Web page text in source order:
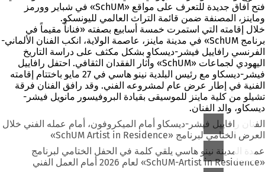
فتح آفاق جديدة للتعرف على مواقع «SchUM» في شباير وورمز
وماينز، المصنفة ضمن قائمة التراث العالمي لليونسكو.
خلال إقامته التي استمرت خمسة أسابيع بصفته «فناناً مقيماً في
برنامج SchUM» في مدينة ماينز، عاصمة الولاية، انكب الفنان الألماني-
الفرنسي رافاييل فيشر-ديسكاو بشكل مكثف على دراسة التاريخ
اليهودي لجماعات «SchUM» وآثار الفقدان الثقافي. احتفل رافاييل
فيشر-ديسكاو مع رئيس البلدية نينو هاسي في 27 مايو باختتام إقامته
الفنية في إطار عرض عام لمشروعه الفني. وقد رافق الفنان فرقة
تشيلو من كلية ماينز للموسيقى بقيادة البروفيسور مانويل فيشر-
ديسكاو، والد الفنان.
الفنان رافاييل فيشر-ديسكاو أمام الميكروفون، أمام عمله الفني خلال
العرض الختامي لبرنامج «SchUM Artist in Residence»
عمدة المدينة نينو هاسي يلقي كلمة في الحفل الختامي لبرنامج
«SchUM-Artist in Residence» لعام 2026 أمام العمل الفني